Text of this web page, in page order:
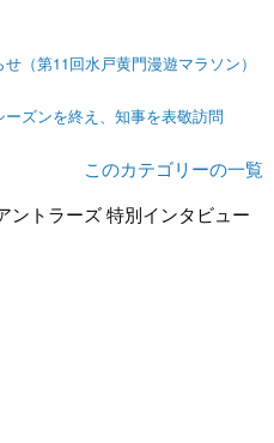
（第11回水戸黄門漫遊マラソン）
ズンを終え、知事を表敬訪問
このカテゴリーの一覧
ントラーズ 特別インタビュー